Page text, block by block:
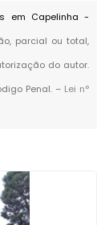
em Capelinha -
parcial ou total,
do autor.
Penal. – Lei n°